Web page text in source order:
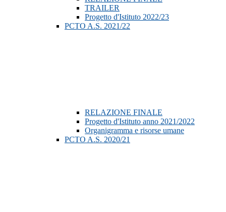
TRAILER
Progetto d'Istituto 2022/23
PCTO A.S. 2021/22
RELAZIONE FINALE
Progetto d'Istituto anno 2021/2022
Organigramma e risorse umane
PCTO A.S. 2020/21